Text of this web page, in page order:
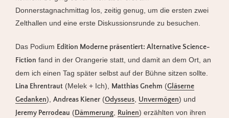
Donnerstagnachmittag los, zeitig genug, um die ersten zwei
Zelthallen und eine erste Diskussionsrunde zu besuchen.
Das Podium Edition Moderne präsentiert: Alternative Science-
Fiction fand in der Orangerie statt, und damit an dem Ort, an
dem ich einen Tag später selbst auf der Bühne sitzen sollte.
Lina Ehrentraut (Melek + Ich), Matthias Gnehm (Gläserne
Gedanken), Andreas Kiener (Odysseus Unvermögen) und
Jeremy Perrodeau (Dämmerung Ruinen) erzählten von ihren